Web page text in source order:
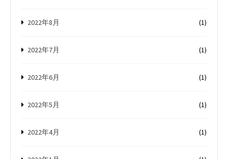
2022年8月 (1)
2022年7月 (1)
2022年6月 (1)
2022年5月 (1)
2022年4月 (1)